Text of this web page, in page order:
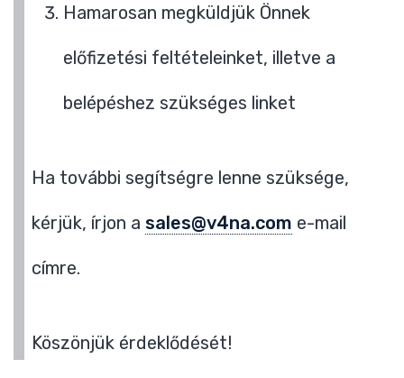
Hamarosan megküldjük Önnek
előfizetési feltételeinket, illetve a
belépéshez szükséges linket
Ha további segítségre lenne szüksége,
kérjük, írjon a sales@v4na.com e-mail
címre.
Köszönjük érdeklődését!